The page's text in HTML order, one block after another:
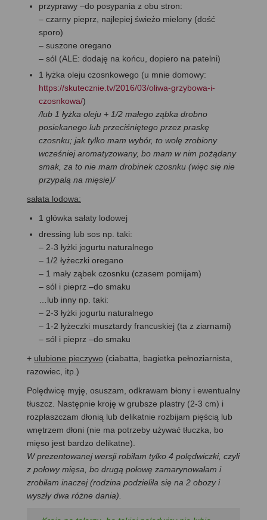
przyprawy –do posypania z obu stron:
– czarny pieprz, najlepiej świeżo mielony (dość
sporo)
– suszone oregano
– sól (ALE: dodaję na końcu, dopiero na patelni)
1 łyżka oleju czosnkowego (u mnie domowy:
https://skutecznie.tv/2016/03/oliwa-grzybowa-i-
czosnkowa/)
/lub 1 łyżka oleju + 1/2 małego ząbka drobno
posiekanego lub przeciśniętego przez praskę
czosnku; jak tylko mam wybór, to wolę zrobiony
wcześniej aromatyzowany, bo mam w nim pożądany
smak, za to nie mam drobinek czosnku (więc się nie
przypalą na mięsie)/
sałata lodowa:
1 główka sałaty lodowej
dressing lub sos np. taki:
– 2-3 łyżki jogurtu naturalnego
– 1/2 łyżeczki oregano
– 1 mały ząbek czosnku (czasem pomijam)
– sól i pieprz –do smaku
…lub inny np. taki:
– 2-3 łyżki jogurtu naturalnego
– 1-2 łyżeczki musztardy francuskiej (ta z ziarnami)
– sól i pieprz –do smaku
+ ulubione pieczywo (ciabatta, bagietka pełnoziarnista,
razowiec, itp.)
Polędwicę myję, osuszam, odkrawam błony i ewentualny
tłuszcz. Następnie kroję w grubsze plastry (2-3 cm) i
rozpłaszczam dłonią lub delikatnie rozbijam pięścią lub
wnętrzem dłoni (nie ma potrzeby używać tłuczka, bo
mięso jest bardzo delikatne).
W prezentowanej wersji robiłam tylko 4 polędwiczki, czyli
z połowy mięsa, bo drugą połowę zamarynowałam i
zrobiłam inaczej (rodzina podzieliła się na 2 obozy i
wyszły dwa różne dania).